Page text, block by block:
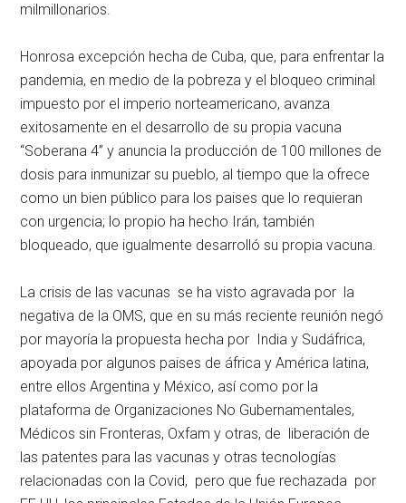
milmillonarios.
Honrosa excepción hecha de Cuba, que, para enfrentar la
pandemia, en medio de la pobreza y el bloqueo criminal
impuesto por el imperio norteamericano, avanza
exitosamente en el desarrollo de su propia vacuna
“Soberana 4” y anuncia la producción de 100 millones de
dosis para inmunizar su pueblo, al tiempo que la ofrece
como un bien público para los paises que lo requieran
con urgencia; lo propio ha hecho Irán, también
bloqueado, que igualmente desarrolló su propia vacuna.
La crisis de las vacunas se ha visto agravada por la
negativa de la OMS, que en su más reciente reunión negó
por mayoría la propuesta hecha por India y Sudáfrica,
apoyada por algunos paises de áfrica y América latina,
entre ellos Argentina y México, así como por la
plataforma de Organizaciones No Gubernamentales,
Médicos sin Fronteras, Oxfam y otras, de liberación de
las patentes para las vacunas y otras tecnologías
relacionadas con la Covid, pero que fue rechazada por